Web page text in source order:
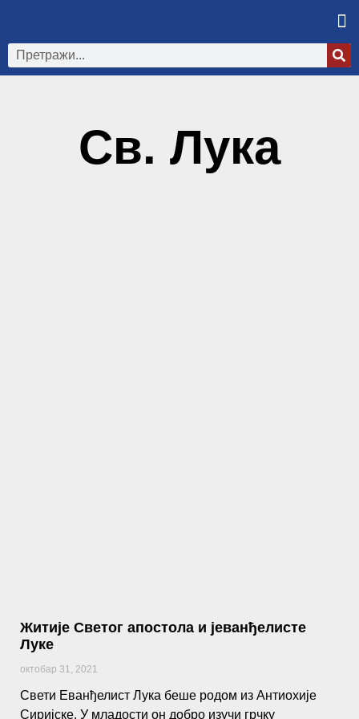
Св. Лука
Житије Светог апостола и јеванђелисте
Луке
октобар 31, 2021
Свети Еванђелист Лука беше родом из Антиохије
Сиријске. У младости он добро изучи грчку